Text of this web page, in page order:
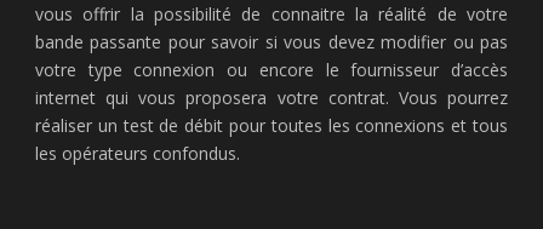
vous offrir la possibilité de connaitre la réalité de votre
bande passante pour savoir si vous devez modifier ou pas
votre type connexion ou encore le fournisseur d’accès
internet qui vous proposera votre contrat. Vous pourrez
réaliser un test de débit pour toutes les connexions et tous
les opérateurs confondus.